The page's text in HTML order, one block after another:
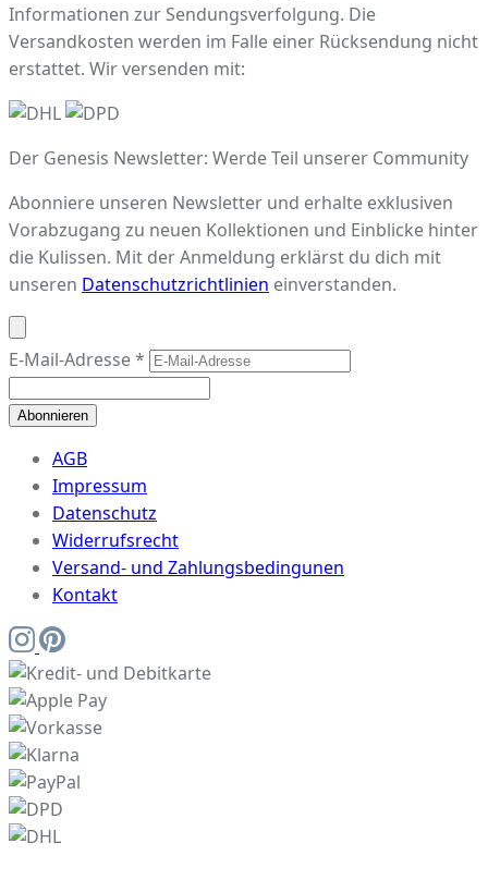
Informationen zur Sendungsverfolgung. Die
Versandkosten werden im Falle einer Rücksendung nicht
erstattet. Wir versenden mit:
Der Genesis Newsletter: Werde Teil unserer Community
Abonniere unseren Newsletter und erhalte exklusiven
Vorabzugang zu neuen Kollektionen und Einblicke hinter
die Kulissen. Mit der Anmeldung erklärst du dich mit
unseren Datenschutzrichtlinien einverstanden.
E-Mail-Adresse*
Abonnieren
AGB
Impressum
Datenschutz
Widerrufsrecht
Versand- und Zahlungsbedingunen
Kontakt